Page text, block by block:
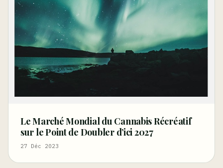
Le Marché Mondial du Cannabis Récréatif
sur le Point de Doubler d’ici 2027
27 Déc 2023